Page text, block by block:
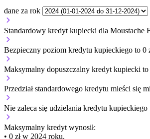
dane za rok
Standardowy kredyt kupiecki dla Moustache
Bezpieczny poziom kredytu kupieckiego to 0
Maksymalny dopuszczalny kredyt kupiecki to
Przedział standardowego kredytu mieści się
Nie zaleca się udzielania kredytu kupieckiego
Maksymalny kredyt wynosił:
• 0 zł w 2024 roku.